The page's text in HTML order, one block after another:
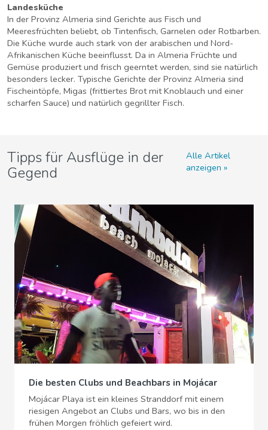
Landesküche
In der Provinz Almeria sind Gerichte aus Fisch und
Meeresfrüchten beliebt, ob Tintenfisch, Garnelen oder Rotbarben.
Die Küche wurde auch stark von der arabischen und Nord-
Afrikanischen Küche beeinflusst. Da in Almeria Früchte und
Gemüse produziert und frisch geerntet werden, sind sie natürlich
besonders lecker. Typische Gerichte der Provinz Almeria sind
Fischeintöpfe, Migas (frittiertes Brot mit Knoblauch und einer
scharfen Sauce) und natürlich gegrillter Fisch.
Tipps für Ausflüge in der
Gegend
Alle Artikel
anzeigen
Die besten Clubs und Beachbars in Mojácar
Mojácar Playa ist ein kleines Stranddorf mit einem
riesigen Angebot an Clubs und Bars, wo bis in den
frühen Morgen fröhlich gefeiert wird.